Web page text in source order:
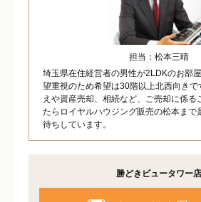
担当：松本三晴
埼玉県在住経営者の男性が2LDKのお部
望重視のため希望は30階以上北西向きで
えや資産売却、相続など、ご売却に係る
たらロイヤルハウジング販売の松本まで
待ちしています。
勝どきビュータワー店